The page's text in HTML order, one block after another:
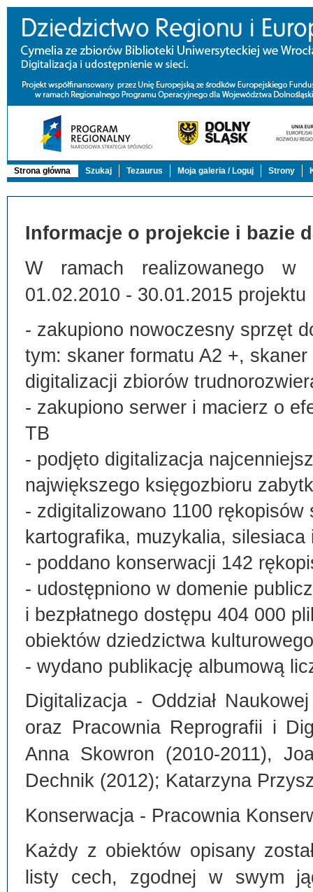
Strona główna Szukaj Tezaurus Moja galeria / Loguj Strony
Informacje o projekcie i bazie
W ramach realizowanego w
01.02.2010 - 30.01.2015 projektu
- zakupiono nowoczesny sprzęt
tym: skaner formatu A2 +,
digitalizacji zbiorów
- zakupiono serwer i macierz o
TB
- podjęto digitalizacja
największego księgozbioru
- zdigitalizowano 1100
kartografika, muzykalia, silesiaca
- poddano konserwacji 142
- udostępniono w domenie
i bezpłatnego dostępu 404 000
obiektów dziedzictwa kulturowego
- wydano publikację albumową
Digitalizacja - Oddział
oraz Pracownia Reprografii i
Anna Skowron (2010-2011),
Dechnik (2012); Katarzyna
Konserwacja - Pracownia
Każdy z obiektów opisany
listy cech, zgodnej w swym